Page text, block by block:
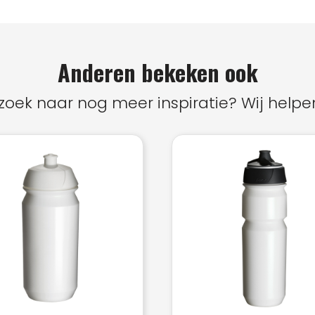
Anderen bekeken ook
naar nog meer inspiratie? Wij